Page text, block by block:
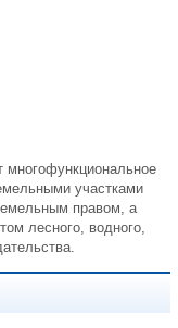
многофункциональное
участками
правом, а
лесного, водного,